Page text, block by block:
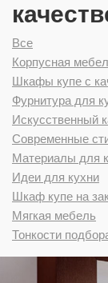
Все
Корпусная
Шкафы купе с
Фурнитура для
Искусственный
Современные
Материалы для
Идеи для кухни
Шкаф купе на
Мягкая мебель
Тонкости